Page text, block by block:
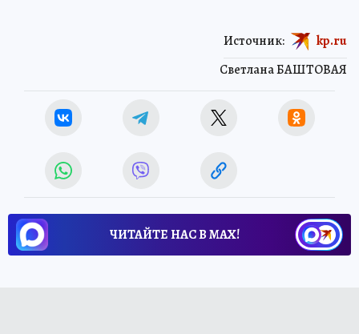
Светлана БАШТОВАЯ
Источник: kp.ru
ЧИТАЙТЕ НАС В МАХ!